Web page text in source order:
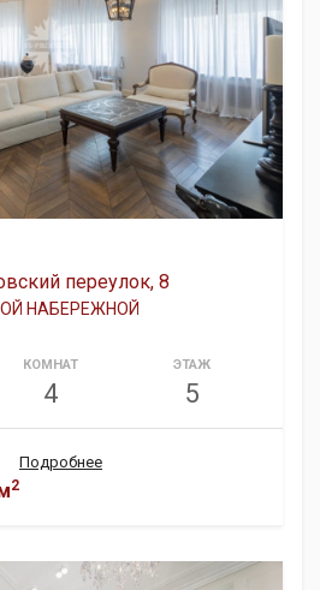
переулок, 8
НАБЕРЕЖНОЙ
КОМНАТ
4
ЭТАЖ
5
2
Подробнее